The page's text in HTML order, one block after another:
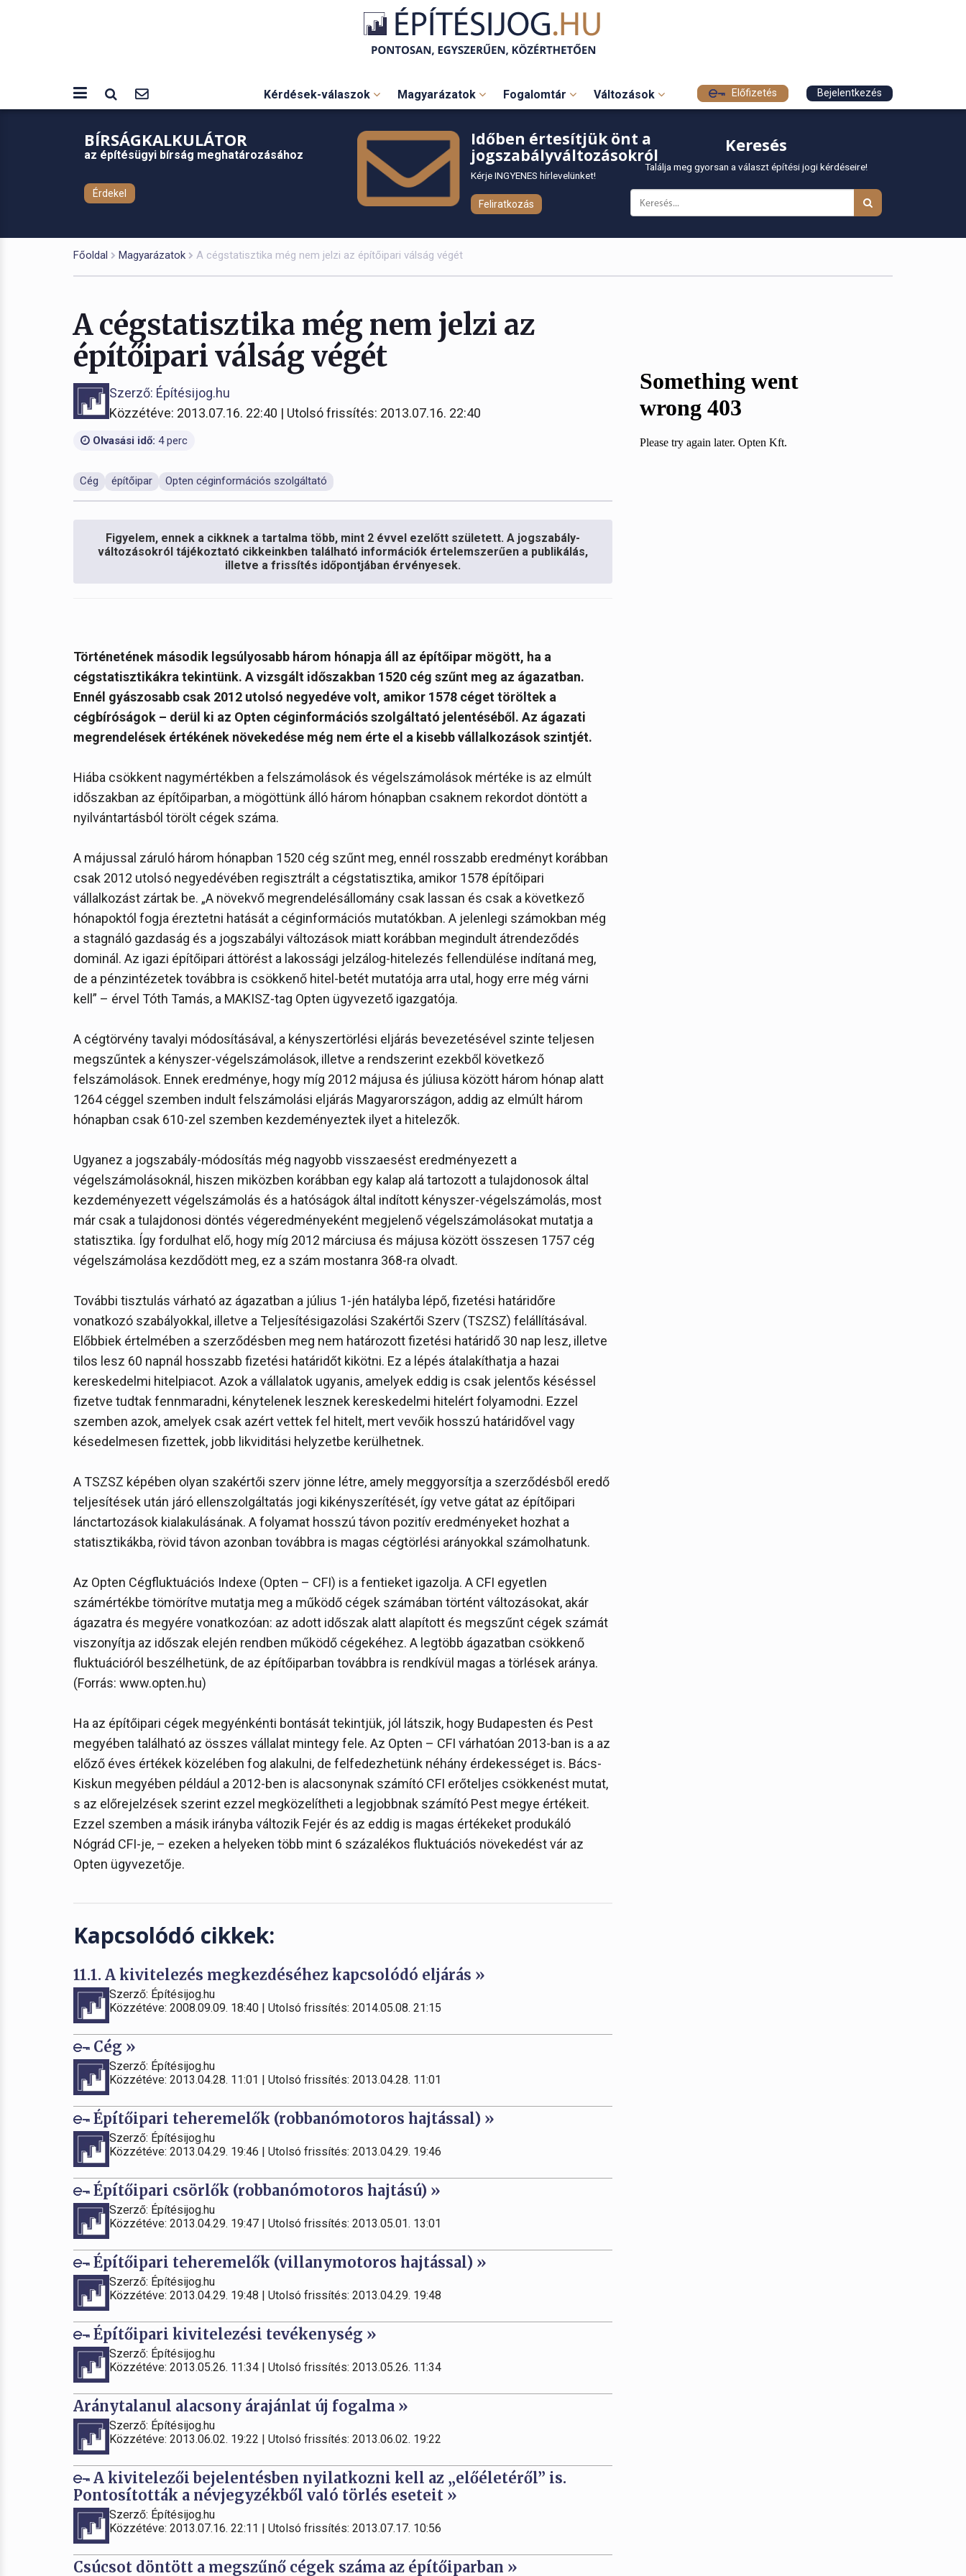
Kérdések-válaszok Magyarázatok Fogalomtár Változások Előfizetés Bejelentkezés
BÍRSÁGKALKULÁTOR
az építésügyi bírság meghatározásához
Érdekel
Időben értesítjük önt a
jogszabályváltozásokról
Kérje INGYENES hírlevelünket!
Feliratkozás
Keresés
Találja meg gyorsan a választ építési jogi kérdéseire!
Főoldal Magyarázatok A cégstatisztika még nem jelzi az építőipari válság végét
A cégstatisztika még nem jelzi az
építőipari válság végét
Szerző: Építésijog.hu
Közzétéve: 2013.07.16. 22:40 | Utolsó frissítés: 2013.07.16. 22:40
Olvasási idő: 4 perc
Cég építőipar Opten céginformációs szolgáltató
Figyelem, ennek a cikknek a tartalma több, mint 2 évvel ezelőtt született. A jogszabály-
változásokról tájékoztató cikkeinkben található információk értelemszerűen a publikálás,
illetve a frissítés időpontjában érvényesek.
Történetének második legsúlyosabb három hónapja áll az építőipar mögött, ha a
cégstatisztikákra tekintünk. A vizsgált időszakban 1520 cég szűnt meg az ágazatban.
Ennél gyászosabb csak 2012 utolsó negyedéve volt, amikor 1578 céget töröltek a
cégbíróságok – derül ki az Opten céginformációs szolgáltató jelentéséből. Az ágazati
megrendelések értékének növekedése még nem érte el a kisebb vállalkozások szintjét.
Hiába csökkent nagymértékben a felszámolások és végelszámolások mértéke is az elmúlt
időszakban az építőiparban, a mögöttünk álló három hónapban csaknem rekordot döntött a
nyilvántartásból törölt cégek száma.
A májussal záruló három hónapban 1520 cég szűnt meg, ennél rosszabb eredményt korábban
csak 2012 utolsó negyedévében regisztrált a cégstatisztika, amikor 1578 építőipari
vállalkozást zártak be. „A növekvő megrendelésállomány csak lassan és csak a következő
hónapoktól fogja éreztetni hatását a céginformációs mutatókban. A jelenlegi számokban még
a stagnáló gazdaság és a jogszabályi változások miatt korábban megindult átrendeződés
dominál. Az igazi építőipari áttörést a lakossági jelzálog-hitelezés fellendülése indítaná meg,
de a pénzintézetek továbbra is csökkenő hitel-betét mutatója arra utal, hogy erre még várni
kell” – érvel Tóth Tamás, a MAKISZ-tag Opten ügyvezető igazgatója.
A cégtörvény tavalyi módosításával, a kényszertörlési eljárás bevezetésével szinte teljesen
megszűntek a kényszer-végelszámolások, illetve a rendszerint ezekből következő
felszámolások. Ennek eredménye, hogy míg 2012 májusa és júliusa között három hónap alatt
1264 céggel szemben indult felszámolási eljárás Magyarországon, addig az elmúlt három
hónapban csak 610-zel szemben kezdeményeztek ilyet a hitelezők.
Ugyanez a jogszabály-módosítás még nagyobb visszaesést eredményezett a
végelszámolásoknál, hiszen miközben korábban egy kalap alá tartozott a tulajdonosok által
kezdeményezett végelszámolás és a hatóságok által indított kényszer-végelszámolás, most
már csak a tulajdonosi döntés végeredményeként megjelenő végelszámolásokat mutatja a
statisztika. Így fordulhat elő, hogy míg 2012 márciusa és májusa között összesen 1757 cég
végelszámolása kezdődött meg, ez a szám mostanra 368-ra olvadt.
További tisztulás várható az ágazatban a július 1-jén hatályba lépő, fizetési határidőre
vonatkozó szabályokkal, illetve a Teljesítésigazolási Szakértői Szerv (TSZSZ) felállításával.
Előbbiek értelmében a szerződésben meg nem határozott fizetési határidő 30 nap lesz, illetve
tilos lesz 60 napnál hosszabb fizetési határidőt kikötni. Ez a lépés átalakíthatja a hazai
kereskedelmi hitelpiacot. Azok a vállalatok ugyanis, amelyek eddig is csak jelentős késéssel
fizetve tudtak fennmaradni, kénytelenek lesznek kereskedelmi hitelért folyamodni. Ezzel
szemben azok, amelyek csak azért vettek fel hitelt, mert vevőik hosszú határidővel vagy
késedelmesen fizettek, jobb likviditási helyzetbe kerülhetnek.
A TSZSZ képében olyan szakértői szerv jönne létre, amely meggyorsítja a szerződésből eredő
teljesítések után járó ellenszolgáltatás jogi kikényszerítését, így vetve gátat az építőipari
lánctartozások kialakulásának. A folyamat hosszú távon pozitív eredményeket hozhat a
statisztikákba, rövid távon azonban továbbra is magas cégtörlési arányokkal számolhatunk.
Az Opten Cégfluktuációs Indexe (Opten – CFI) is a fentieket igazolja. A CFI egyetlen
számértékbe tömörítve mutatja meg a működő cégek számában történt változásokat, akár
ágazatra és megyére vonatkozóan: az adott időszak alatt alapított és megszűnt cégek számát
viszonyítja az időszak elején rendben működő cégekéhez. A legtöbb ágazatban csökkenő
fluktuációról beszélhetünk, de az építőiparban továbbra is rendkívül magas a törlések aránya.
(Forrás: www.opten.hu)
Ha az építőipari cégek megyénkénti bontását tekintjük, jól látszik, hogy Budapesten és Pest
megyében található az összes vállalat mintegy fele. Az Opten – CFI várhatóan 2013-ban is a az
előző éves értékek közelében fog alakulni, de felfedezhetünk néhány érdekességet is. Bács-
Kiskun megyében például a 2012-ben is alacsonynak számító CFI erőteljes csökkenést mutat,
s az előrejelzések szerint ezzel megközelítheti a legjobbnak számító Pest megye értékeit.
Ezzel szemben a másik irányba változik Fejér és az eddig is magas értékeket produkáló
Nógrád CFI-je, – ezeken a helyeken több mint 6 százalékos fluktuációs növekedést vár az
Opten ügyvezetője.
Kapcsolódó cikkek:
11.1. A kivitelezés megkezdéséhez kapcsolódó eljárás »
Szerző: Építésijog.hu
Közzétéve: 2008.09.09. 18:40 | Utolsó frissítés: 2014.05.08. 21:15
Cég »
Szerző: Építésijog.hu
Közzétéve: 2013.04.28. 11:01 | Utolsó frissítés: 2013.04.28. 11:01
Építőipari teheremelők (robbanómotoros hajtással) »
Szerző: Építésijog.hu
Közzétéve: 2013.04.29. 19:46 | Utolsó frissítés: 2013.04.29. 19:46
Építőipari csörlők (robbanómotoros hajtású) »
Szerző: Építésijog.hu
Közzétéve: 2013.04.29. 19:47 | Utolsó frissítés: 2013.05.01. 13:01
Építőipari teheremelők (villanymotoros hajtással) »
Szerző: Építésijog.hu
Közzétéve: 2013.04.29. 19:48 | Utolsó frissítés: 2013.04.29. 19:48
Építőipari kivitelezési tevékenység »
Szerző: Építésijog.hu
Közzétéve: 2013.05.26. 11:34 | Utolsó frissítés: 2013.05.26. 11:34
Aránytalanul alacsony árajánlat új fogalma »
Szerző: Építésijog.hu
Közzétéve: 2013.06.02. 19:22 | Utolsó frissítés: 2013.06.02. 19:22
A kivitelezői bejelentésben nyilatkozni kell az „előéletéről” is.
Pontosították a névjegyzékből való törlés eseteit »
Szerző: Építésijog.hu
Közzétéve: 2013.07.16. 22:11 | Utolsó frissítés: 2013.07.17. 10:56
Csúcsot döntött a megszűnő cégek száma az építőiparban »